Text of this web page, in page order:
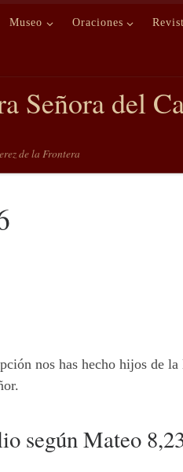
Museo Oraciones
Señora del
de la Frontera
nos has hecho hijos de
según Mateo